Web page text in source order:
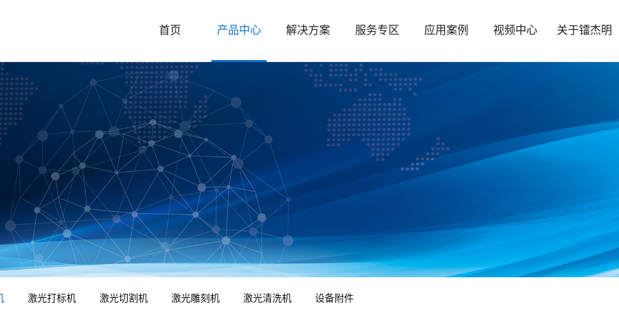
首页 产品中心 解决方案 服务专区 应用案例 视频中心 关于镭杰明
激光打标机 激光切割机 激光雕刻机 激光清洗机 设备附件